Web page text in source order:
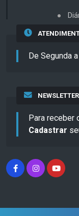
De Segunda
NEWSLETTER
Para receber
Cadastrar